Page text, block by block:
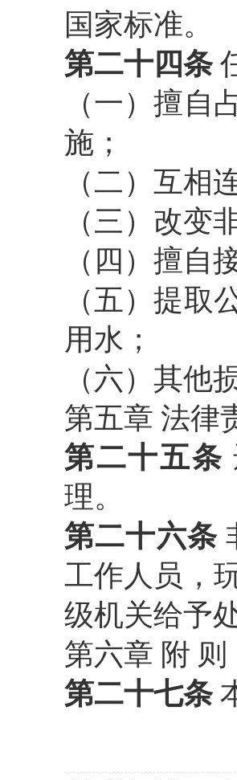
国家标准。
第二十四条
（一）擅自
施；
（二）互相
（三）改变
（四）擅自
（五）提取
用水；
（六）其他
第五章 法律
第二十五条
理。
第二十六条
工作人员，
级机关给予
第六章 附 则
第二十七条